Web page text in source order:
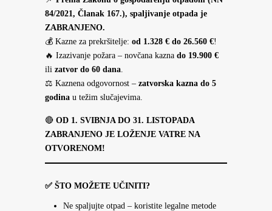
84/2021, Članak 167.), spaljivanje otpada je
ZABRANJENO.
💰 Kazne za prekršitelje: od 1.328 € do 26.560 €!
🔥 Izazivanje požara – novčana kazna do 19.900 €
ili zatvor do 60 dana.
⚖ Kaznena odgovornost – zatvorska kazna do 5
godina u težim slučajevima.
🔴 OD 1. SVIBNJA DO 31. LISTOPADA
ZABRANJENO JE LOŽENJE VATRE NA
OTVORENOM!
✅ ŠTO MOŽETE UČINITI?
Ne spaljujte otpad – koristite legalne metode